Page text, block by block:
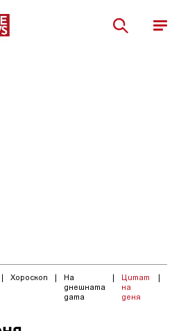
| Хороскоп |
На
днешната
дата
|
Цитат
на
деня
|